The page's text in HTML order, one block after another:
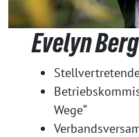
Evelyn Berg
Wege“